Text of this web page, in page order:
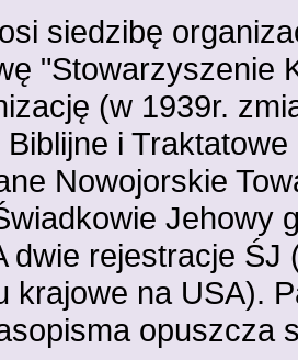
siedzibę
"Stowarzyszenie
(w 1939r.
i
Nowojorskie
Jehowy
dwie rejestracje
krajowe na USA).
opuszcza